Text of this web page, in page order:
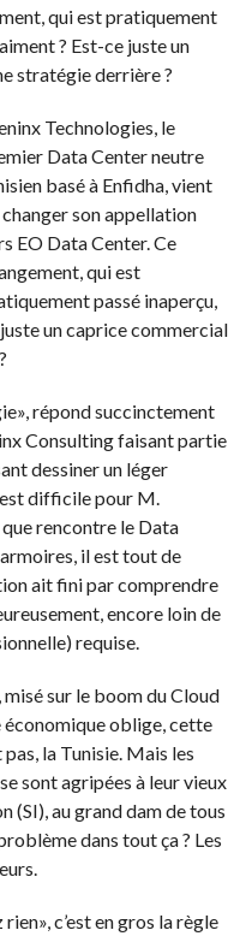
qui est pratiquement
? Est-ce juste un
stratégie derrière ?
Technologies, le
Data Center neutre
basé à Enfidha, vient
son appellation
EO Data Center. Ce
qui est
passé inaperçu,
un caprice commercial
répond succinctement
Consulting faisant partie
dessiner un léger
difficile pour M.
rencontre le Data
il est tout de
ait fini par comprendre
encore loin de
requise.
sur le boom du Cloud
économique oblige, cette
la Tunisie. Mais les
sont agripées à leur vieux
(SI), au grand dam de tous
dans tout ça ? Les
rien», c’est en gros la règle